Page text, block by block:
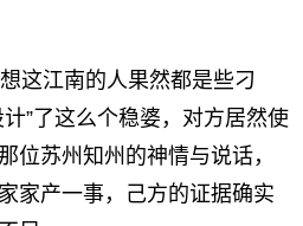
这江南的人果然都是些刁
”了这么个稳婆，对方居然使
位苏州知州的神情与说话，
家产一事，己方的证据确实